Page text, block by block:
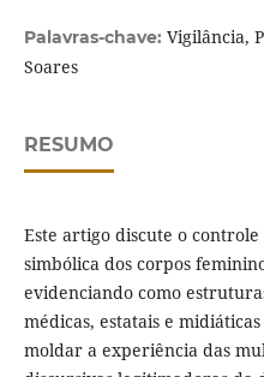
Palavras-chave: Vigilância,
Soares
RESUMO
Este artigo discute o
simbólica dos corpos
evidenciando como
médicas, estatais e
moldar a experiência das